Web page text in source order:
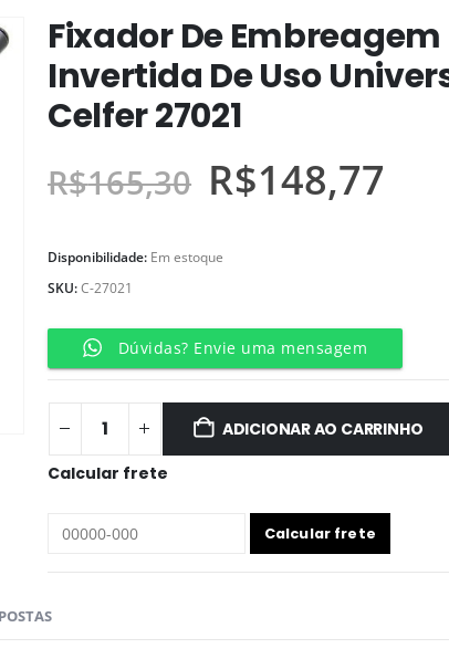
Fixador De Embreagem
Invertida De Uso
Celfer 27021
R$165,30 R$148,77
Disponibilidade: Em estoque
SKU:C-27021
Dúvidas? Envie uma mensagem
ADICIONAR AO CARRINHO
Calcular frete